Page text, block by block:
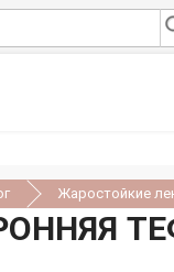
Жаростойкие